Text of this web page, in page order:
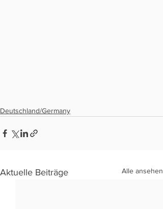
Deutschland/Germany
Aktuelle Beiträge Alle ansehen